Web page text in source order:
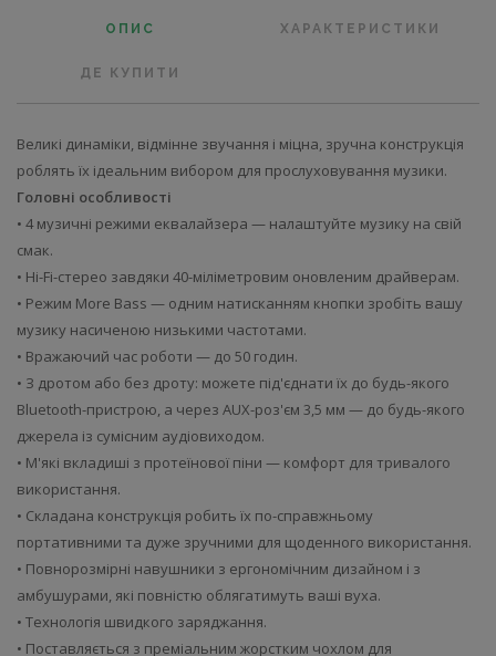
ОПИС ХАРАКТЕРИСТИКИ
ДЕ КУПИТИ
Великі динаміки, відмінне звучання і міцна, зручна конструкція
роблять їх ідеальним вибором для прослуховування музики.
Головні особливості
• 4 музичні режими еквалайзера — налаштуйте музику на свій
смак.
• Hi-Fi-стерео завдяки 40-міліметровим оновленим драйверам.
• Режим More Bass — одним натисканням кнопки зробіть вашу
музику насиченою низькими частотами.
• Вражаючий час роботи — до 50 годин.
• З дротом або без дроту: можете під'єднати їх до будь-якого
Bluetooth-пристрою, а через AUX-роз'єм 3,5 мм — до будь-якого
джерела із сумісним аудіовиходом.
• М'які вкладиші з протеїнової піни — комфорт для тривалого
використання.
• Складана конструкція робить їх по-справжньому
портативними та дуже зручними для щоденного використання.
• Повнорозмірні навушники з ергономічним дизайном і з
амбушурами, які повністю облягатимуть ваші вуха.
• Технологія швидкого заряджання.
• Поставляється з преміальним жорстким чохлом для